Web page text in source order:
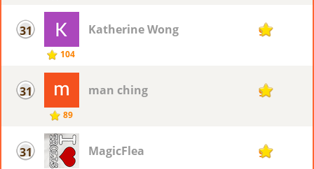
31
104
Katherine Wong 9
31
89
man ching 9
31 MagicFlea 9